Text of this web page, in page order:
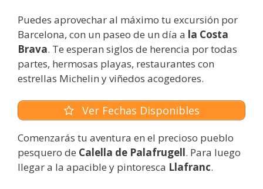
Puedes aprovechar al máximo tu excursión por
Barcelona, con un paseo de un día a la Costa
Brava. Te esperan siglos de herencia por todas
partes, hermosas playas, restaurantes con
estrellas Michelin y viñedos acogedores.
Ver Fechas Disponibles
Comenzarás tu aventura en el precioso pueblo
pesquero de Calella de Palafrugell. Para luego
llegar a la apacible y pintoresca Llafranc.